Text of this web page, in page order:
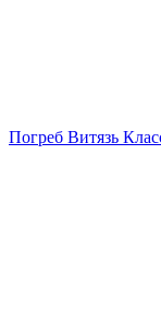
Погреб Витязь